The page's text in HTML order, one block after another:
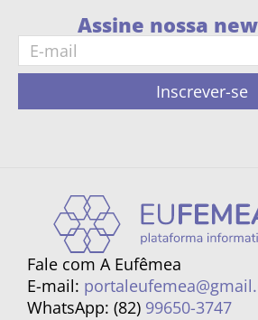
Assine nossa
Inscrever-se
Fale com A Eufêmea
E-mail:
WhatsApp: (82) 99650-3747